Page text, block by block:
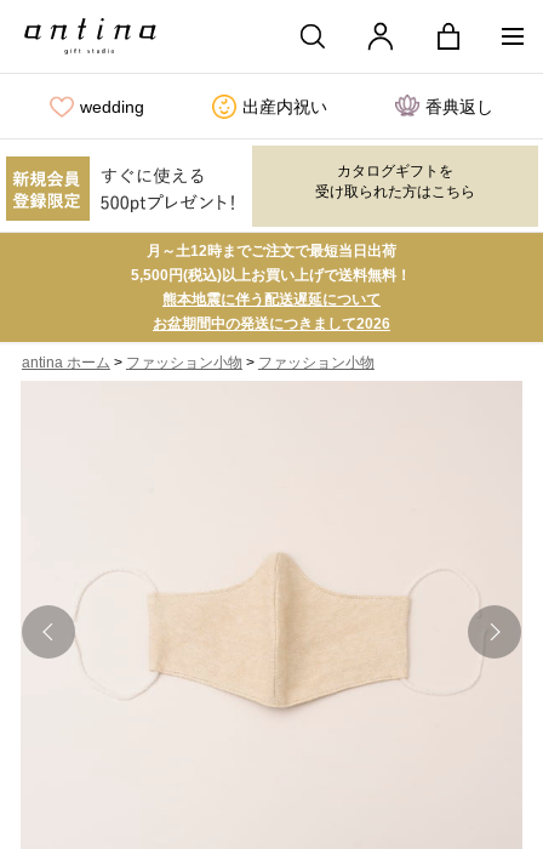
wedding 出産内祝い 香典返し
カタログギフトを
受け取られた方はこちら
月～土12時までご注文で最短当日出荷
5,500円(税込)以上お買い上げで送料無料！
熊本地震に伴う配送遅延について
お盆期間中の発送につきまして2026
antina ホーム > ファッション小物 > ファッション小物